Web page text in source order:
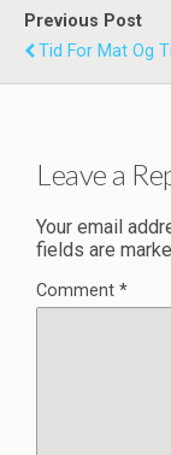
Previous Post
Tid For Mat Og
Leave a
Your email
fields are
Comment *